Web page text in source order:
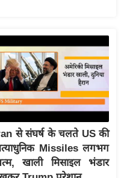
से संघर्ष के चलते US की
Missiles लगभग
खाली मिसाइल भंडार